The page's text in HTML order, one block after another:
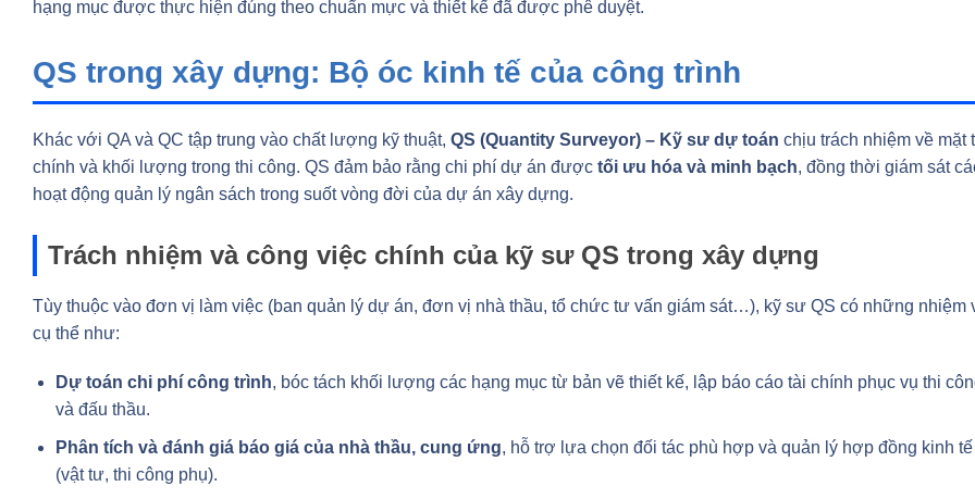
hạng mục được thực hiện đúng theo chuẩn mực và thiết kế đã được phê duyệt.
QS trong xây dựng: Bộ óc kinh tế của công trình
Khác với QA và QC tập trung vào chất lượng kỹ thuật, QS (Quantity Surveyor) – Kỹ sư dự toán chịu trách nhiệm về mặt
chính và khối lượng trong thi công. QS đảm bảo rằng chi phí dự án được tối ưu hóa và minh bạch, đồng thời giám sát
hoạt động quản lý ngân sách trong suốt vòng đời của dự án xây dựng.
Trách nhiệm và công việc chính của kỹ sư QS trong xây dựng
Tùy thuộc vào đơn vị làm việc (ban quản lý dự án, đơn vị nhà thầu, tổ chức tư vấn giám sát…), kỹ sư QS có những nhiệm
cụ thể như:
Dự toán chi phí công trình, bóc tách khối lượng các hạng mục từ bản vẽ thiết kế, lập báo cáo tài chính phục vụ thi
và đấu thầu.
Phân tích và đánh giá báo giá của nhà thầu, cung ứng, hỗ trợ lựa chọn đối tác phù hợp và quản lý hợp đồng kinh tế
(vật tư, thi công phụ).